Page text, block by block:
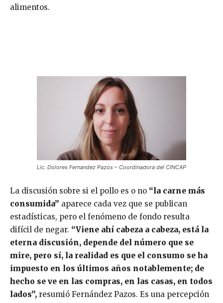
alimentos.
Lic. Dolores Fernandez Pazos – Coordinadora del CINCAP
La discusión sobre si el pollo es o no “la carne más
consumida” aparece cada vez que se publican
estadísticas, pero el fenómeno de fondo resulta
difícil de negar. “Viene ahí cabeza a cabeza, está la
eterna discusión, depende del número que se
mire, pero sí, la realidad es que el consumo se ha
impuesto en los últimos años notablemente; de
hecho se ve en las compras, en las casas, en todos
lados”, resumió Fernández Pazos. Es una percepción